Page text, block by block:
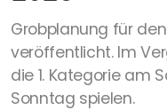
Grobplanung für
veröffentlicht. Im
die 1. Kategorie am
Sonntag spielen.
Statuten